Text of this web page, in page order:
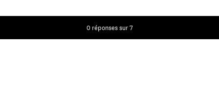
Progression actuelle,
0 réponses sur 7